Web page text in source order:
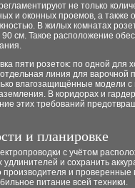
не только
и оконных проемов, а также
В жилых комнатах
см. Такое расположение
пяти розеток: по одной для
линия для варочной
влагозащищённые модели
В коридорах и
этих требований
и планировке
с учётом
и сохранить
производителя и
питание всей техники.